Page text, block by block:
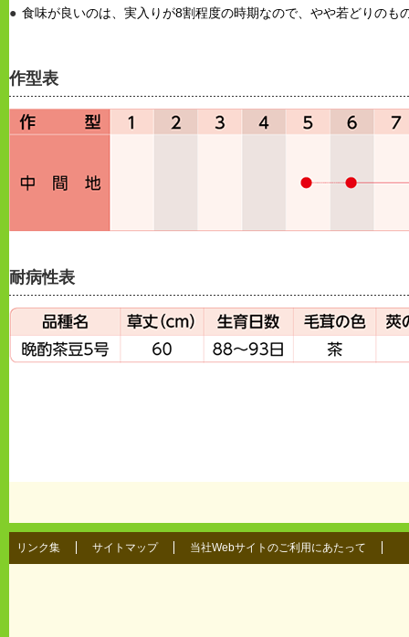
食味が良いのは、実入りが8割程度の時期なので、やや若どりのも
作型表
耐病性表
リンク集 サイトマップ 当社Webサイトのご利用にあたって